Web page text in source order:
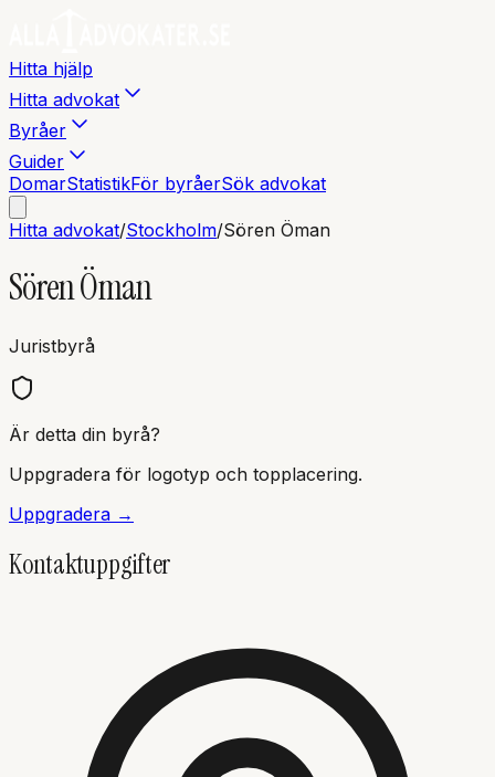
Hitta hjälp
Hitta advokat
Byråer
Guider
DomarStatistikFör byråerSök advokat
Hitta advokat/Stockholm/Sören Öman
Sören Öman
Juristbyrå
Är detta din byrå?
Uppgradera för logotyp och topplacering.
Uppgradera →
Kontaktuppgifter